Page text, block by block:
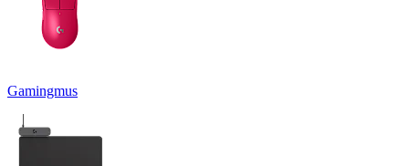
Gamingmus